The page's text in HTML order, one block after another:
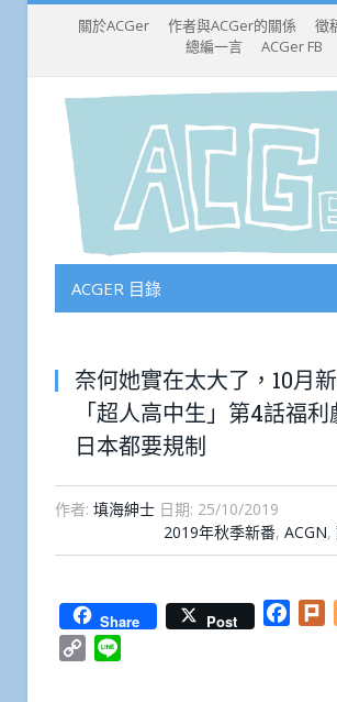
關於ACGer 作者與ACGer的關係
徵
總編一言
ACGer FB
ACGER 目錄
奈何她實在太大了，10月
「超人高中生」第4話福
日本都要規制
作者: 填海紳士 日期: 25/10/2019
2019年秋季新番, ACGN,
Share Post
Copy